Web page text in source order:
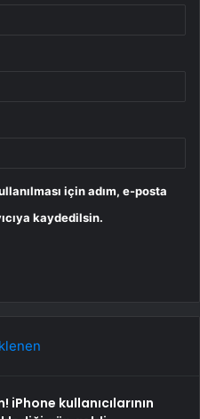
için adım, e-posta
kaydedilsin.
iPhone kullanıcılarının